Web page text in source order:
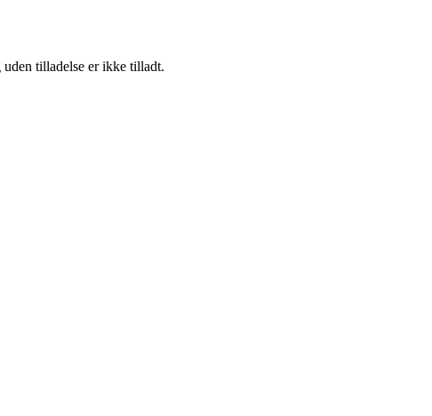
tilladelse er ikke tilladt.